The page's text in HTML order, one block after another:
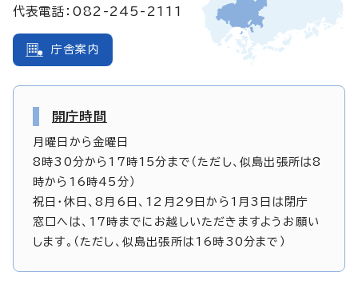
代表電話：082-245-2111
庁舎案内
開庁時間
月曜日から金曜日
8時30分から17時15分まで（ただし、似島出張所は8
時から16時45分）
祝日・休日、8月6日、12月29日から1月3日は閉庁
窓口へは、17時までにお越しいただきますようお願い
します。（ただし、似島出張所は16時30分まで）